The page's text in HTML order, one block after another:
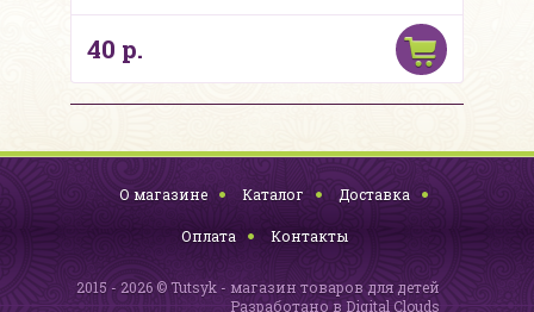
40 р.
О магазине Каталог Доставка
Оплата Контакты
2015 - 2026 © Tutsyk - магазин товаров для детей
Разработано в Digital Clouds